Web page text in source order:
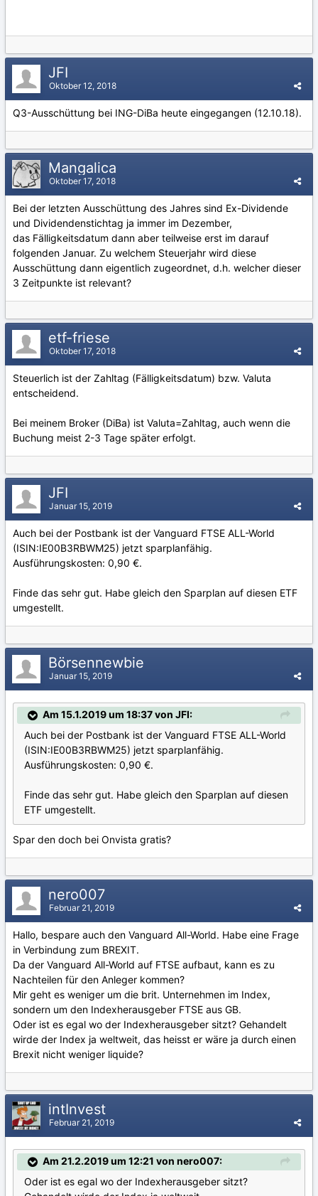
JFI
Oktober 12, 2018
Q3-Ausschüttung bei ING-DiBa heute eingegangen (12.10.18).
Mangalica
Oktober 17, 2018
Bei der letzten Ausschüttung des Jahres sind Ex-Dividende
und Dividendenstichtag ja immer im Dezember,
das Fälligkeitsdatum dann aber teilweise erst im darauf
folgenden Januar. Zu welchem Steuerjahr wird diese
Ausschüttung dann eigentlich zugeordnet, d.h. welcher dieser
3 Zeitpunkte ist relevant?
etf-friese
Oktober 17, 2018
Steuerlich ist der Zahltag (Fälligkeitsdatum) bzw. Valuta
entscheidend.
Bei meinem Broker (DiBa) ist Valuta=Zahltag, auch wenn die
Buchung meist 2-3 Tage später erfolgt.
JFI
Januar 15, 2019
Auch bei der Postbank ist der Vanguard FTSE ALL-World
(ISIN:IE00B3RBWM25) jetzt sparplanfähig.
Ausführungskosten: 0,90 €.
Finde das sehr gut. Habe gleich den Sparplan auf diesen ETF
umgestellt.
Börsennewbie
Januar 15, 2019
Am 15.1.2019 um 18:37 von JFI:
Auch bei der Postbank ist der Vanguard FTSE ALL-World
(ISIN:IE00B3RBWM25) jetzt sparplanfähig.
Ausführungskosten: 0,90 €.
Finde das sehr gut. Habe gleich den Sparplan auf diesen
ETF umgestellt.
Spar den doch bei Onvista gratis?
nero007
Februar 21, 2019
Hallo, bespare auch den Vanguard All-World. Habe eine Frage
in Verbindung zum BREXIT.
Da der Vanguard All-World auf FTSE aufbaut, kann es zu
Nachteilen für den Anleger kommen?
Mir geht es weniger um die brit. Unternehmen im Index,
sondern um den Indexherausgeber FTSE aus GB.
Oder ist es egal wo der Indexherausgeber sitzt? Gehandelt
wirde der Index ja weltweit, das heisst er wäre ja durch einen
Brexit nicht weniger liquide?
intInvest
Februar 21, 2019
Am 21.2.2019 um 12:21 von nero007:
Oder ist es egal wo der Indexherausgeber sitzt?